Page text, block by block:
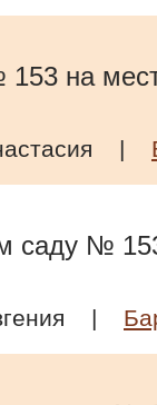
на
|
саду №
|